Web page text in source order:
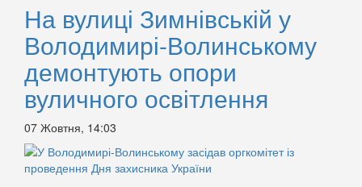
На вулиці Зимнівській у
Володимирі-Волинському
демонтують опори
вуличного освітлення
07 Жовтня, 14:03